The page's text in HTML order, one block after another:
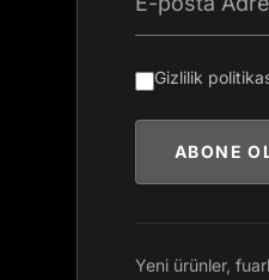
Gizlilik
ABONE
Yeni ürünler,